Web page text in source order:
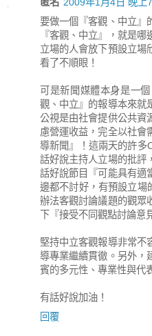
要做一個『客觀、中立』
『客觀、中立』，就是
立場的人會放下預設立場
看了不順眼！
可是新聞媒體本身是一
觀、中立』的報導本來就
公視是由社會提供公共資
慮營運收益，完全以社會
導新聞』！這兩天的許多
話好說主持人立場的批評
話好說節目『可能具有適
邊都不討好，有預設立場
辦法客觀討論議題的觀眾
下『接受不同觀點討論意
堅持中立客觀報導非常不
導專業繼續貫徹。另外，
賓的多元性、專業性與代
有話好說加油！
回覆